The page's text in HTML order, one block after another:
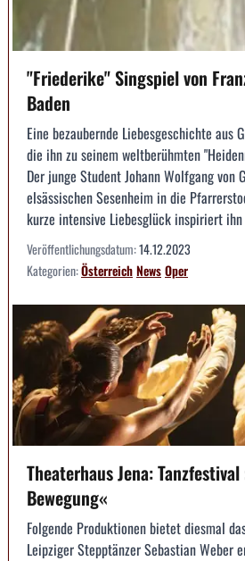
"Friederike" Singspiel von
Baden
Eine bezaubernde Liebesgeschichte aus
die ihn zu seinem weltberühmten
Der junge Student Johann Wolfgang von
elsässischen Sesenheim in die
kurze intensive Liebesglück inspiriert ihn
Veröffentlichungsdatum:14.12.2023
Kategorien:ÖsterreichNewsOper
Theaterhaus Jena:
Bewegung«
Folgende Produktionen bietet diesmal
Leipziger Stepptänzer Sebastian Weber